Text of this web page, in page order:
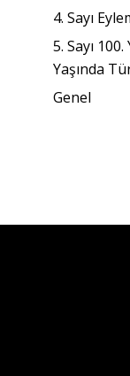
4. Sayı
5. Sayı
Yaşında
Genel